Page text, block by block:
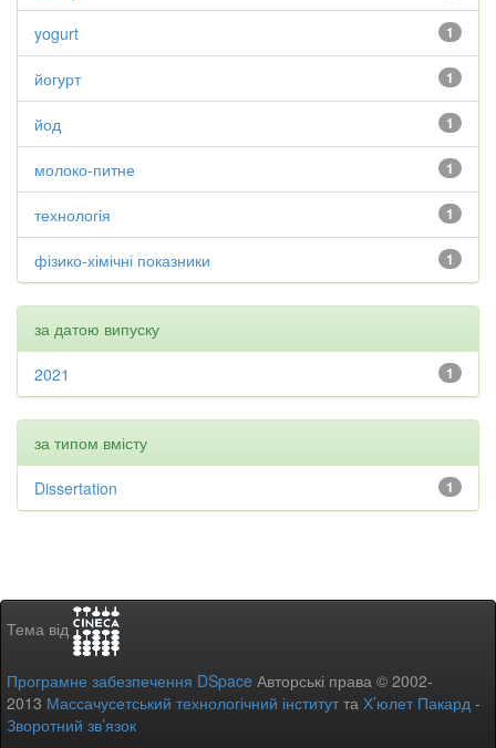
1
yogurt
1
йогурт
1
йод
1
молоко-питне
1
технологія
1
фізико-хімічні показники
за датою випуску
1
2021
за типом вмісту
1
Dissertation
Тема від
Програмне забезпечення DSpace Авторські права © 2002-
2013 Массачусетський технологічний інститутта Х’юлет Пакард -
Зворотний зв’язок